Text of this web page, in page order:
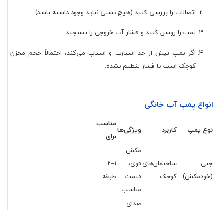
اتصالات را بررسی کنید (هیچ نشتی نباید وجود داشته باشد).
پمپ را روشن کنید و فشار آب خروجی را بسنجید.
اگر پمپ بیش از حد استارت و استاپ می‌کند، احتمالاً حجم مخزن
کوچک است یا فشار تنظیم نشده.
انواع پمپ آب خانگی
نوع پمپ کاربرد ویژگی‌ها
مناسب
برای
جتی
(خودمکش)
ساختمان‌های
کوچک
مکش
قوی،
قیمت
مناسب
۱–۲
طبقه
صدای